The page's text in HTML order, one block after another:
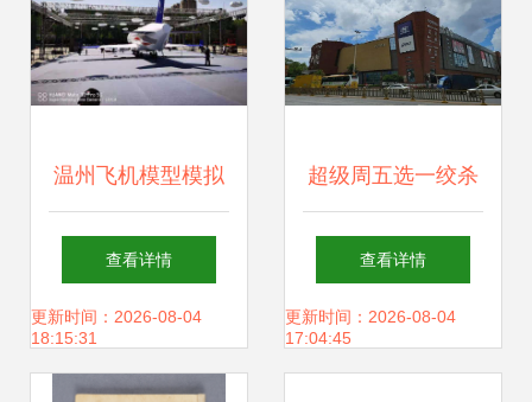
温州飞机模型模拟
舱公司 创新投资引
领未来航空培训新
趋势
查看详情
更新时间：2026-08-04
18:15:31
超级周五选一绞杀
恒壹为何败
在“壹”上
查看详情
更新时间：2026-08-04
17:04:45